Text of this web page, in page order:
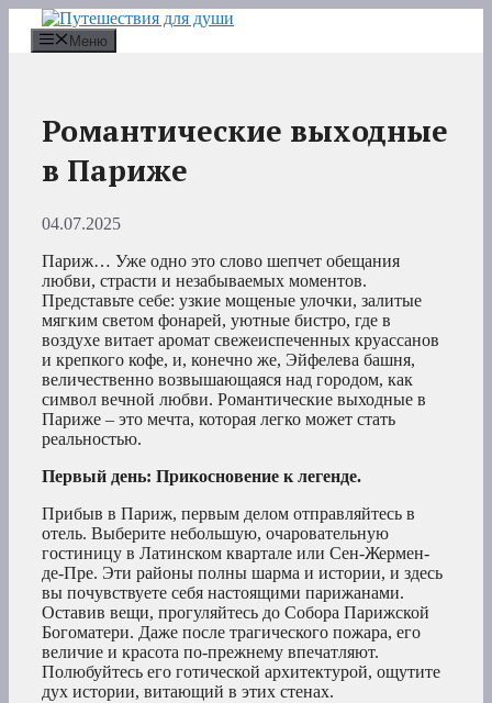
Перейти
содержимому
Меню
Романтические выходные
в Париже
04.07.2025
Париж… Уже одно это слово шепчет обещания
любви, страсти и незабываемых моментов.
Представьте себе: узкие мощеные улочки, залитые
мягким светом фонарей, уютные бистро, где в
воздухе витает аромат свежеиспеченных круассанов
и крепкого кофе, и, конечно же, Эйфелева башня,
величественно возвышающаяся над городом, как
символ вечной любви. Романтические выходные в
Париже – это мечта, которая легко может стать
реальностью.
Первый день: Прикосновение к легенде.
Прибыв в Париж, первым делом отправляйтесь в
отель. Выберите небольшую, очаровательную
гостиницу в Латинском квартале или Сен-Жермен-
де-Пре. Эти районы полны шарма и истории, и здесь
вы почувствуете себя настоящими парижанами.
Оставив вещи, прогуляйтесь до Собора Парижской
Богоматери. Даже после трагического пожара, его
величие и красота по-прежнему впечатляют.
Полюбуйтесь его готической архитектурой, ощутите
дух истории, витающий в этих стенах.